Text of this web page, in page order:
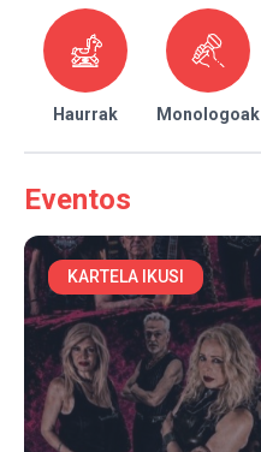
Haurrak Monologoak
Eventos
KARTELA IKUSI